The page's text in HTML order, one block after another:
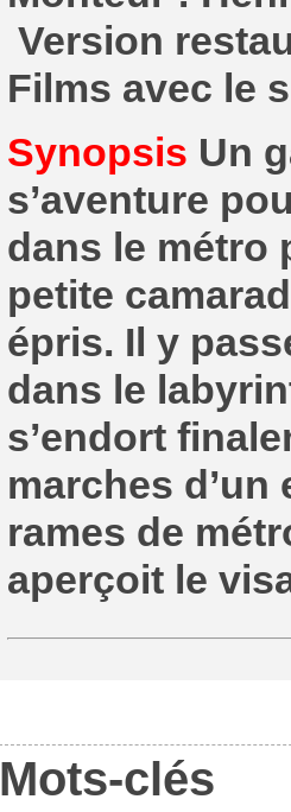
Version
Films avec le
Synopsis Un
s’aventure
dans le métro
petite
épris. Il y
dans le
s’endort
marches d’un
rames de
aperçoit le
Mots-clés